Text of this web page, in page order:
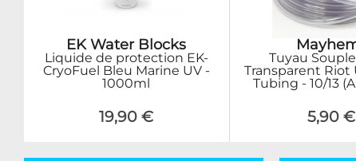
EK Water Blocks
Liquide de protection EK-
CryoFuel Bleu Marine UV -
1000ml
19,90 €
Tuyau
Transparent Riot
Tubing - 10/13
5,90 €